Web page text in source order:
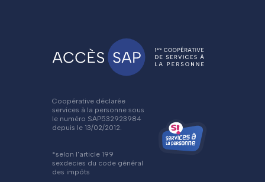
Coopérative déclarée
services à la personne sous
le numéro SAP532923984
depuis le 13/02/2012.
*selon l'article 199
sexdecies du code général
des impôts